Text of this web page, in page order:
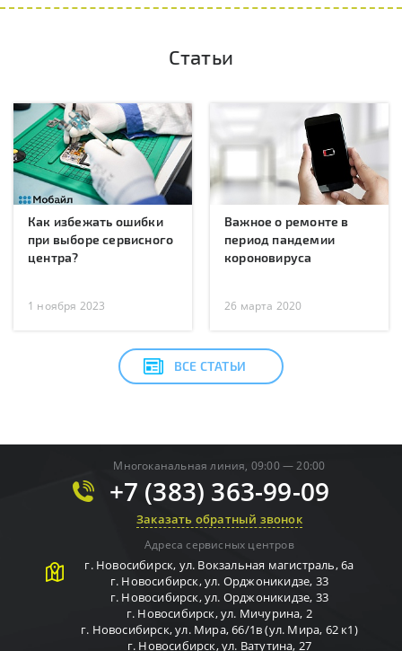
Статьи
Как избежать ошибки
при выборе сервисного
центра?
1 ноября 2023
Важное о ремонте в
период пандемии
короновируса
26 марта 2020
ВСЕ СТАТЬИ
Многоканальная линия, 09:00 — 20:00
+7 (383) 363-99-09
Заказать обратный звонок
Адреса сервисных центров
г. Новосибирск, ул. Вокзальная магистраль, 6а
г. Новосибирск,ул. Орджоникидзе, 33
г. Новосибирск,ул. Орджоникидзе, 33
г. Новосибирск,ул. Мичурина, 2
г. Новосибирск,ул. Мира, 66/1в (ул. Мира, 62 к1)
г. Новосибирск,ул. Ватутина, 27